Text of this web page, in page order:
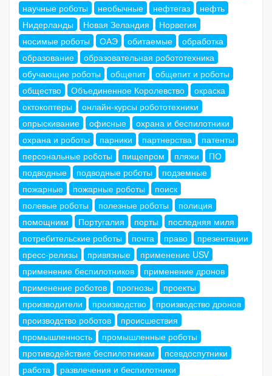
научные роботы
необычные нефтегаз
нефть
Нидерланды
Новая Зеландия
Норвегия
носимые роботы
ОАЭ обитаемые
обработка
образование
образовательная робототехника
обучающие роботы
общепит
общепит и роботы
общество
Объединенное Королевство
окраска
октокоптеры
онлайн-курсы робототехники
опрыскивание
офисные
охрана и беспилотники
охрана и роботы
парники партнерства
патенты
персональные роботы
пищепром пляжи
ПО
подводные
подводные роботы
подземные
пожарные
пожарные роботы
поиск
полевые роботы
полезные роботы
полиция
помощники
Португалия порты
последняя миля
потребительские роботы
почта право
презентации
пресс-релизы
привязные
применение USV
применение беспилотников
применение дронов
применение роботов
прогнозы
проекты
производители
производство
производство дронов
производство роботов
происшествия
промышленность
промышленные роботы
противодействие беспилотникам
псевдоспутники
работа
развлечения и беспилотники